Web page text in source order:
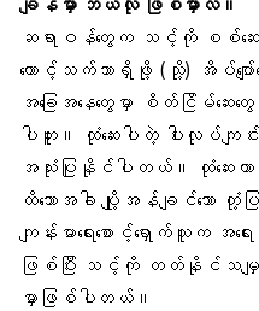
ချိန်မှာ ဘယ်လို ဖြစ်မှာလဲ။
ဆရာဝန်တွေက သင့်ကို စစ်ဆေ
တောင့်သက်သာရှိဖို့ (သို့) အိပ်ပျော်
အခြေအနေတွေမှာ စိတ်ငြိမ်ဆေ
ပါဘူး။ ထုံဆေးပါတဲ့ ပါးလုပ်ကျ
အသုံးပြုနိုင်ပါတယ်။ ထုံဆေးဟာ လ
ထိသောအခါ ပျို့အန်ချင်သော
ကျန်းမာရေးစောင့်ရှောက်သူက အရ
ဖြစ်ပြီး သင့်ကို တတ်နိုင်သမျှ
မှာဖြစ်ပါတယ်။